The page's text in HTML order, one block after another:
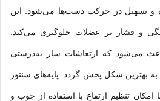
و تسهیل در حرکت دست‌ها می‌شود. این
و فشار بر عضلات جلوگیری می‌کند.
می‌شود که ارتعاشات ساز به‌درستی
بهترین شکل پخش گردد. پایه‌های سنتور
امکان تنظیم ارتفاع با استفاده از چوب و